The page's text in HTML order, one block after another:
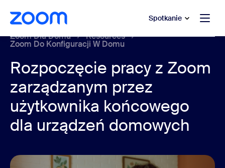
treści głównej
pomocy na czacie Spotkanie
Zoom Dla Domu Resources
Zoom Do Konfiguracji W Domu
Rozpoczęcie pracy z Zoom
zarządzanym przez
użytkownika końcowego
dla urządzeń domowych